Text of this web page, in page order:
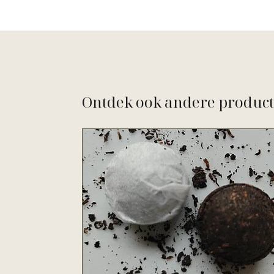
Ontdek ook andere